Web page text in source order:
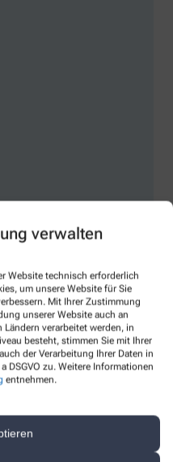
verwalten
Website technisch erforderlich
um unsere Website für Sie
Mit Ihrer Zustimmung
unserer Website auch an
verarbeitet werden, in
besteht, stimmen Sie mit Ihrer
der Verarbeitung Ihrer Daten in
DSGVO zu. Weitere Informationen
entnehmen.
von